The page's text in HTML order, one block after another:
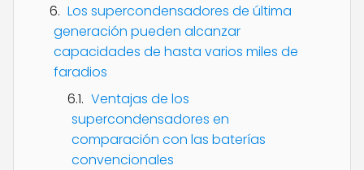
Los supercondensadores de última
generación pueden alcanzar
capacidades de hasta varios miles de
faradios
Ventajas de los
supercondensadores en
comparación con las baterías
convencionales